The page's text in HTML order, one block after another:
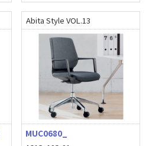
Abita Style VOL.13
MUC0680_